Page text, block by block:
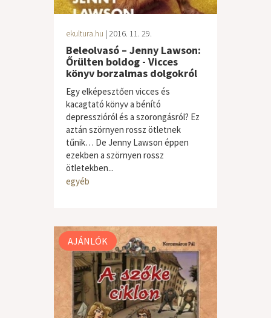
ekultura.hu | 2016. 11. 29.
Beleolvasó – Jenny Lawson:
Őrülten boldog - Vicces
könyv borzalmas dolgokról
Egy elképesztően vicces és
kacagtató könyv a bénító
depresszióról és a szorongásról? Ez
aztán szörnyen rossz ötletnek
tűnik… De Jenny Lawson éppen
ezekben a szörnyen rossz
ötletekben...
egyéb
AJÁNLÓK